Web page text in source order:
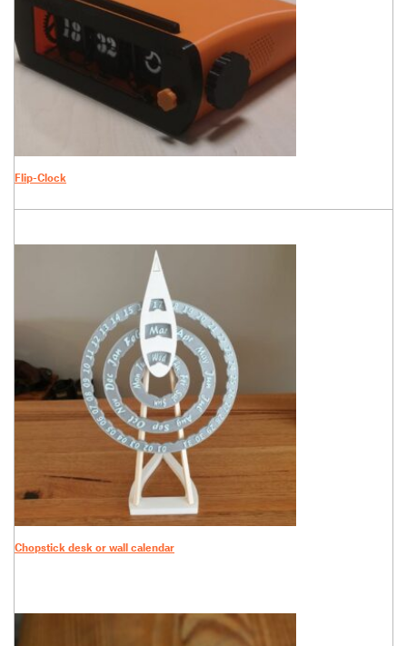
Flip-Clock
Chopstick desk or wall calendar